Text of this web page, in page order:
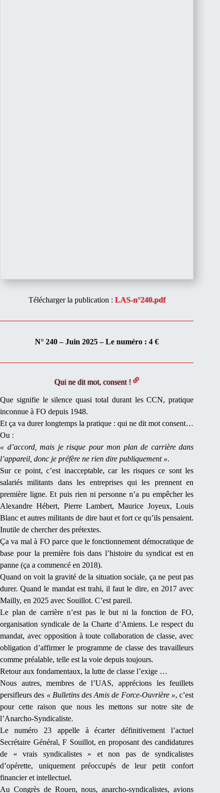
Télécharger la publication : LAS-n°240.pdf
N° 240 – Juin 2025 – Le numéro : 4 €
Qui ne dit mot, consent !
Que signifie le silence quasi total durant les CCN, pratique
inconnue à FO depuis 1948.
Et ça va durer longtemps la pratique : qui ne dit mot consent…
Ou :
« d’accord, mais je risque pour mon plan de carrière dans
l’appareil, donc je préfère ne rien dire publiquement ».
Sur ce point, c’est inacceptable, car les risques ce sont les
salariés militants dans les entreprises qui les prennent en
première ligne. Et puis rien ni personne n’a pu empêcher les
Alexandre Hébert, Pierre Lambert, Maurice Joyeux, Louis
Blanc et autres militants de dire haut et fort ce qu’ils pensaient.
Inutile de chercher des prétextes.
Ça va mal à FO parce que le fonctionnement démocratique de
base pour la première fois dans l’histoire du syndicat est en
panne (ça a commencé en 2018).
Quand on voit la gravité de la situation sociale, ça ne peut pas
durer. Quand le mandat est trahi, il faut le dire, en 2017 avec
Mailly, en 2025 avec Souillot. C’est pareil.
Le plan de carrière n’est pas le but ni la fonction de FO,
organisation syndicale de la Charte d’Amiens. Le respect du
mandat, avec opposition à toute collaboration de classe, avec
obligation d’affirmer le programme de classe des travailleurs
comme préalable, telle est la voie depuis toujours.
Retour aux fondamentaux, la lutte de classe l’exige …
Nous autres, membres de l’UAS, apprécions les feuillets
persifleurs des « Bulletins des Amis de Force-Ouvrière », c’est
pour cette raison que nous les mettons sur notre site de
l’Anarcho-Syndicaliste.
Le numéro 23 appelle à écarter définitivement l’actuel
Secrétaire Général, F Souillot, en proposant des candidatures
de « vrais syndicalistes » et non pas de syndicalistes
d’opérette, uniquement préoccupés de leur petit confort
financier et intellectuel.
Au Congrès de Rouen, nous, anarcho-syndicalistes, avions